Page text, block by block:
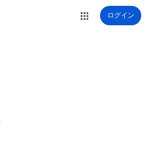
ログイン